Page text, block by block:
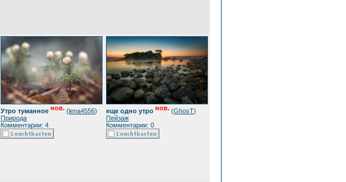
Утро туманное нов. (lena4556)
Природа
Комментарии: 4
еще одно утро нов. (GhosT)
Пейзаж
Комментарии: 0